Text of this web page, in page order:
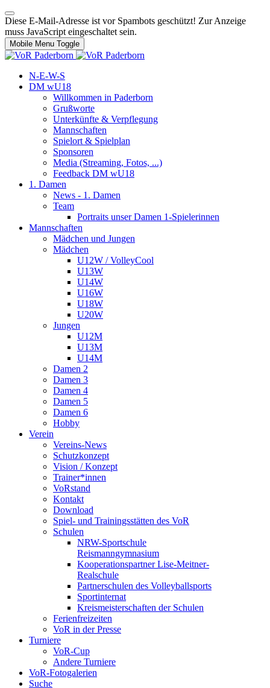
Diese E-Mail-Adresse ist vor Spambots geschützt! Zur Anzeige
muss JavaScript eingeschaltet sein.
Mobile Menu Toggle
N-E-W-S
DM wU18
Willkommen in Paderborn
Grußworte
Unterkünfte & Verpflegung
Mannschaften
Spielort & Spielplan
Sponsoren
Media (Streaming, Fotos, ...)
Feedback DM wU18
1. Damen
News - 1. Damen
Team
Portraits unser Damen 1-Spielerinnen
Mannschaften
Mädchen und Jungen
Mädchen
U12W / VolleyCool
U13W
U14W
U16W
U18W
U20W
Jungen
U12M
U13M
U14M
Damen 2
Damen 3
Damen 4
Damen 5
Damen 6
Hobby
Verein
Vereins-News
Schutzkonzept
Vision / Konzept
Trainer*innen
VoRstand
Kontakt
Download
Spiel- und Trainingsstätten des VoR
Schulen
NRW-Sportschule
Reismanngymnasium
Kooperationspartner Lise-Meitner-
Realschule
Partnerschulen des Volleyballsports
Sportinternat
Kreismeisterschaften der Schulen
Ferienfreizeiten
VoR in der Presse
Turniere
VoR-Cup
Andere Turniere
VoR-Fotogalerien
Suche